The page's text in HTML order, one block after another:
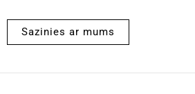
Sazinies ar mums